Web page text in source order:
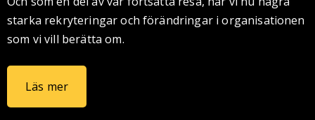
starka rekryteringar och förändringar i organisationen
som vi vill berätta om.
Läs mer